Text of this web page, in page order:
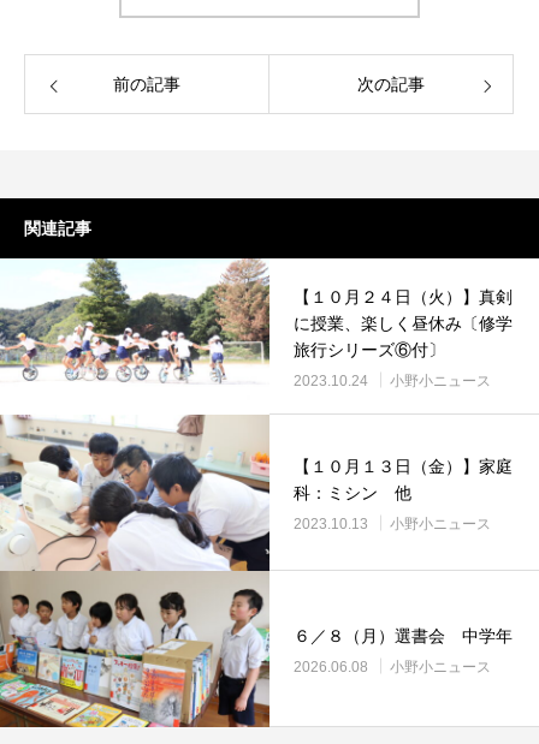
前の記事 次の記事
関連記事
【１０月２４日（火）】真剣
に授業、楽しく昼休み〔修学
旅行シリーズ⑥付〕
2023.10.24 小野小ニュース
【１０月１３日（金）】家庭
科：ミシン 他
2023.10.13 小野小ニュース
６／８（月）選書会 中学年
2026.06.08 小野小ニュース